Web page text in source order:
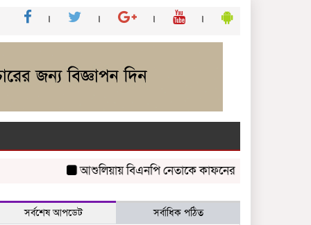
আশুলিয়ায় বিএনপি নেতাকে কাফনের কাপড় পাঠিয়ে হত্যার
সর্বশেষ আপডেট সর্বাধিক পঠিত